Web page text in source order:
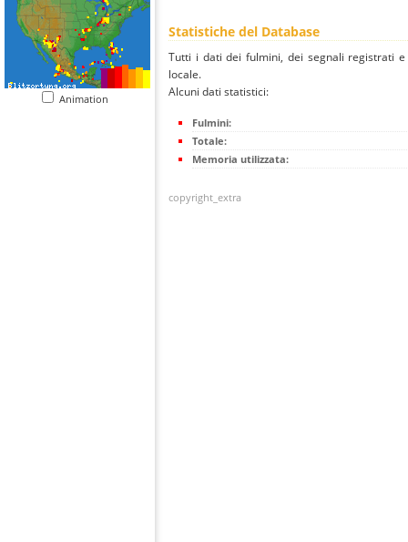
Animation
Statistiche del Database
Tutti i dati dei fulmini, dei segnali registrati
locale.
Alcuni dati statistici:
Fulmini:
Totale:
Memoria utilizzata:
copyright_extra